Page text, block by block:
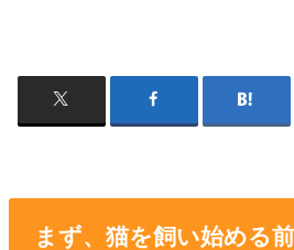
まず、猫を飼い始める